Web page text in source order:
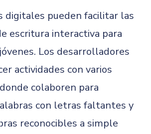
digitales pueden facilitar las
escritura interactiva para
Los desarrolladores
actividades con varios
colaboren para
con letras faltantes y
reconocibles a simple